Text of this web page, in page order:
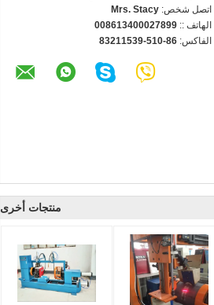
اتصل شخص: Mrs. Stacy
الهاتف :: 008613400027899
الفاكس: 86-510-83211539
منتجات أخرى